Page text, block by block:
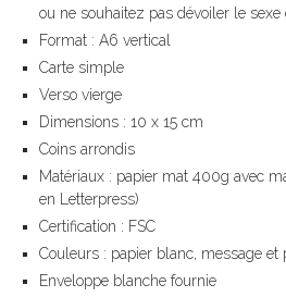
ou ne souhaitez pas dévoiler le sexe
Format : A6 vertical
Carte simple
Verso vierge
Dimensions : 10 x 15 cm
Coins arrondis
Matériaux : papier mat 400g avec
en Letterpress)
Certification : FSC
Couleurs : papier blanc, message et
Enveloppe blanche fournie